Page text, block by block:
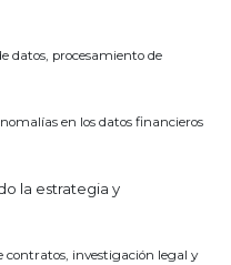
datos, procesamiento de
en los datos financieros
la estrategia y
contratos, investigación legal y